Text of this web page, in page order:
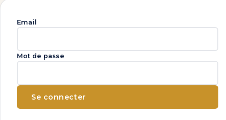
Email
Mot de passe
Se connecter